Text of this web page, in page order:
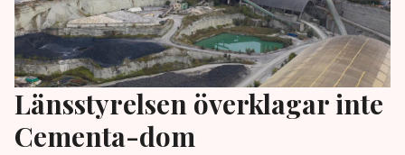
Länsstyrelsen överklagar inte
Cementa-dom